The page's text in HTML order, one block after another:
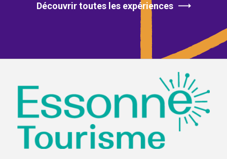
Découvrir toutes les expériences